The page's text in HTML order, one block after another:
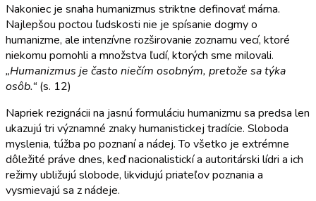
Nakoniec je snaha humanizmus striktne definovať márna.
Najlepšou poctou ľudskosti nie je spísanie dogmy o
humanizme, ale intenzívne rozširovanie zoznamu vecí, ktoré
niekomu pomohli a množstva ľudí, ktorých sme milovali.
„Humanizmus je často niečím osobným, pretože sa týka
osôb.“ (s. 12)
Napriek rezignácii na jasnú formuláciu humanizmu sa predsa len
ukazujú tri významné znaky humanistickej tradície. Sloboda
myslenia, túžba po poznaní a nádej. To všetko je extrémne
dôležité práve dnes, keď nacionalistickí a autoritárski lídri a ich
režimy ubližujú slobode, likvidujú priateľov poznania a
vysmievajú sa z nádeje.